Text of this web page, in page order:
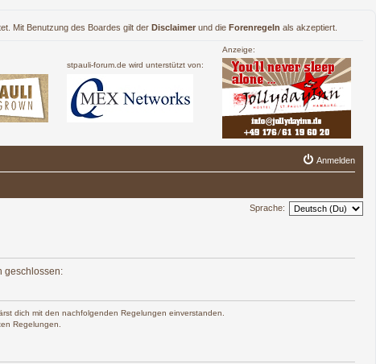
Mit Benutzung des Boardes gilt der Disclaimer und die Forenregeln als akzeptiert.
stpauli-forum.de wird unterstützt von:
Anzeige:
Anmelden
Sprache:
geschlossen:
dich mit den nachfolgenden Regelungen einverstanden.
Regelungen.